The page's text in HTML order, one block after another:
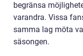
begränsa
varandra. Vissa
samma lag möta
säsongen.